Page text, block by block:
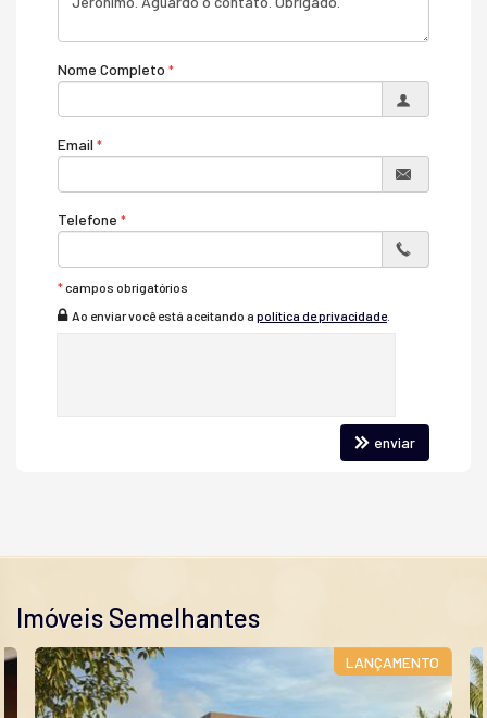
Nome Completo
Email
Telefone
*campos obrigatórios
Ao enviar você está aceitando a política de privacidade.
enviar
Imóveis Semelhantes
LANÇAMENTO